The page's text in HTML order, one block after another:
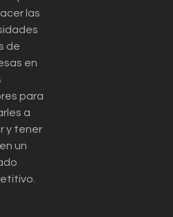
las
de
en
para
a
y tener
un